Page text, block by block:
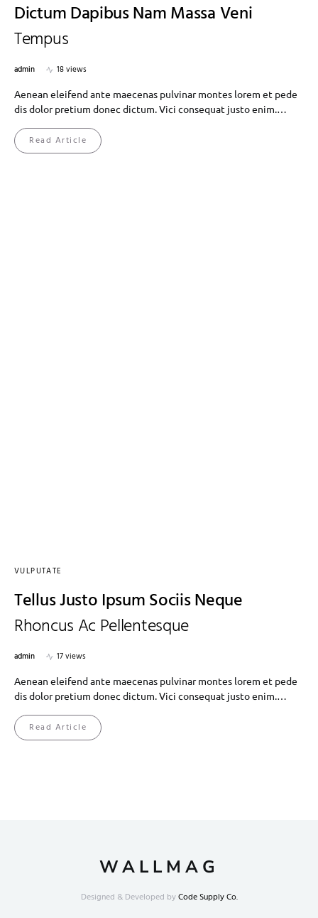
Dictum Dapibus Nam Massa Veni
Tempus
admin
18 views
Aenean eleifend ante maecenas pulvinar montes lorem et pede
dis dolor pretium donec dictum. Vici consequat justo enim.…
Read Article
VULPUTATE
Tellus Justo Ipsum Sociis Neque
Rhoncus Ac Pellentesque
admin
17 views
Aenean eleifend ante maecenas pulvinar montes lorem et pede
dis dolor pretium donec dictum. Vici consequat justo enim.…
Read Article
WALLMAG
Designed & Developed byCode Supply Co.